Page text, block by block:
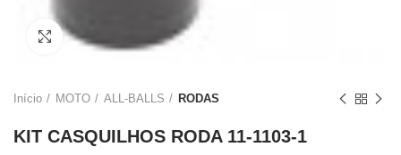
Click to enlarge
Início MOTO ALL-BALLS RODAS
KIT CASQUILHOS RODA 11-1103-1